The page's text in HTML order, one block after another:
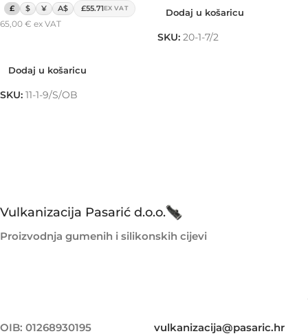
£ $ ¥ A$ £55.71EX VAT
65,00 € ex VAT
Dodaj u košaricu
SKU: 11-1-9/S/OB
Dodaj u košaricu
SKU: 20-1-7/2
Vulkanizacija Pasarić d.o.o.
Proizvodnja gumenih i silikonskih cijevi
OIB: 01268930195
vulkanizacija@pasaric.hr